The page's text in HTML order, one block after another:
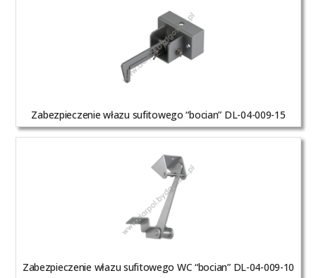
Zabezpieczenie włazu sufitowego “bocian” DL-04-009-15
Zabezpieczenie włazu sufitowego WC “bocian” DL-04-009-10